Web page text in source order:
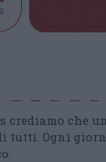
crediamo che
tutti. Ogni